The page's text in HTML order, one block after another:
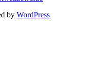
by WordPress